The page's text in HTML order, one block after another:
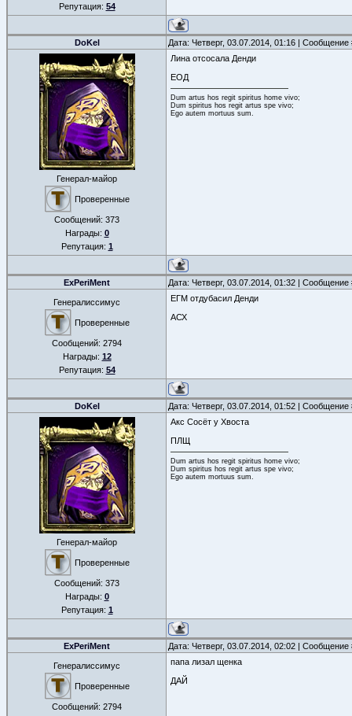
Репутация: 54
DoKel Дата: Четверг, 03.07.2014, 01:16 |
Генерал-майор
Проверенные
Сообщений: 373
Награды: 0
Репутация: 1
Лина отсосала Денди
ЕОД
Dum artus hos regit spiritus home vivo;
Dum spiritus hos regit artus spe vivo;
Ego autem mortuus sum.
ExPeriMent Дата: Четверг, 03.07.2014, 01:32 |
Генералиссимус
Проверенные
Сообщений: 2794
Награды: 12
Репутация: 54
ЕГМ отдубасил Денди
АСХ
DoKel Дата: Четверг, 03.07.2014, 01:52 |
Генерал-майор
Проверенные
Сообщений: 373
Награды: 0
Репутация: 1
Акс Сосёт у Хвоста
ПЛЩ
Dum artus hos regit spiritus home vivo;
Dum spiritus hos regit artus spe vivo;
Ego autem mortuus sum.
ExPeriMent Дата: Четверг, 03.07.2014, 02:02 |
Генералиссимус
Проверенные
Сообщений: 2794
папа лизал щенка
ДАЙ